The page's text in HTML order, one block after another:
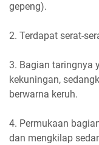
gepeng).
2. Terdapat serat-
3. Bagian taringnya
kekuningan,
berwarna keruh.
4. Permukaan
dan mengkilap